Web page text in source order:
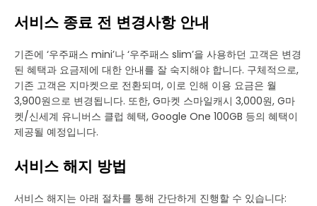
서비스 종료 전 변경사항 안내
기존에 ‘우주패스 mini’나 ‘우주패스 slim’을 사용하던 고객은 변경
된 혜택과 요금제에 대한 안내를 잘 숙지해야 합니다. 구체적으로,
기존 고객은 지마켓으로 전환되며, 이로 인해 이용 요금은 월
3,900원으로 변경됩니다. 또한, G마켓 스마일캐시 3,000원, G마
켓/신세계 유니버스 클럽 혜택, Google One 100GB 등의 혜택이
제공될 예정입니다.
서비스 해지 방법
서비스 해지는 아래 절차를 통해 간단하게 진행할 수 있습니다: